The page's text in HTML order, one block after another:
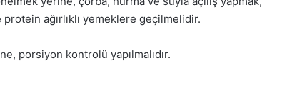
ağırlıklı yemeklere geçilmelidir.
porsiyon kontrolü yapılmalıdır.